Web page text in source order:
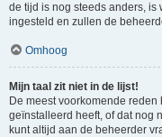
de tijd is nog steeds anders, is
ingesteld en zullen de
Omhoog
Mijn taal zit niet in de lijst!
De meest voorkomende
geïnstalleerd heeft, of dat nog
kunt altijd aan de beheerder